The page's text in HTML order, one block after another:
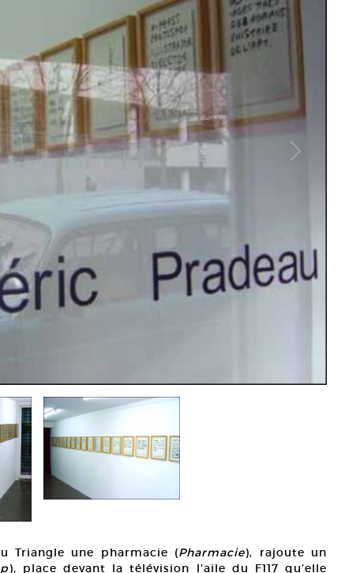
Triangle une pharmacie (Pharmacie), rajoute un
), place devant la télévision l’aile du F117 qu’elle